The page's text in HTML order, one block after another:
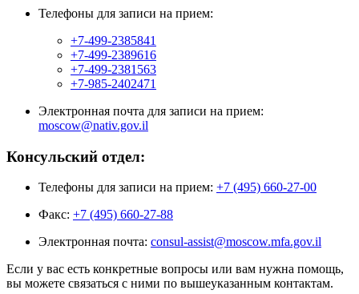
Телефоны для записи на прием:
+7-499-2385841
+7-499-2389616
+7-499-2381563
+7-985-2402471
Электронная почта для записи на прием:
moscow@nativ.gov.il
Консульский отдел:
Телефоны для записи на прием: +7 (495) 660-27-00
Факс: +7 (495) 660-27-88
Электронная почта: consul-assist@moscow.mfa.gov.il
Если у вас есть конкретные вопросы или вам нужна помощь,
вы можете связаться с ними по вышеуказанным контактам.